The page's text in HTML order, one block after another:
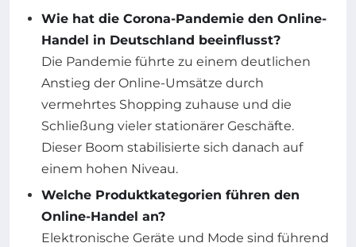
Wie hat die Corona-Pandemie den Online-
Handel in Deutschland beeinflusst?
Die Pandemie führte zu einem deutlichen
Anstieg der Online-Umsätze durch
vermehrtes Shopping zuhause und die
Schließung vieler stationärer Geschäfte.
Dieser Boom stabilisierte sich danach auf
einem hohen Niveau.
Welche Produktkategorien führen den
Online-Handel an?
Elektronische Geräte und Mode sind führend